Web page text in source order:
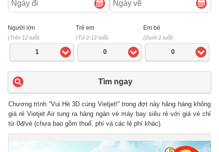
đi
về
Người lớn
(Trên 12 tuổi)
1
Trẻ em
(Từ 2-12 tuổi)
0
Em bé
(Dưới 2 tuổi)
0
Tìm ngay
Chương trình “Vui Hè 3D cùng Vietjet!” trong đợt này hãng hàng không
giá rẻ Vietjet Air tung ra hàng ngàn vé máy bay siêu rẻ với giá vé chỉ
từ 0đ/vé (chưa bao gồm thuế, phí và các lệ phí khác).